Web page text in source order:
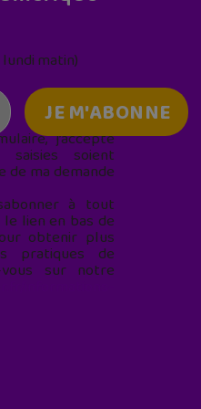
matin)
j’accepte
soient
de ma demande
à tout
lien en bas de
obtenir plus
pratiques de
vous sur notre